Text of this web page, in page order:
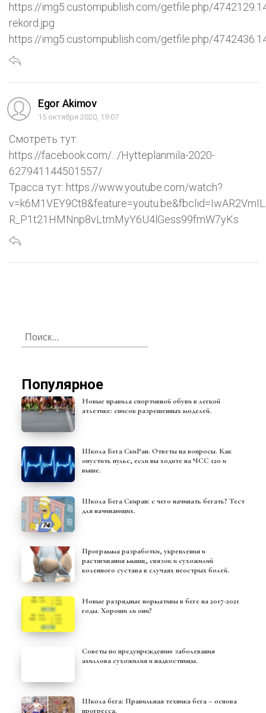
https://img5.custompublish.com/getfile.php/
rekord.jpg
https://img5.custompublish.com/getfile.php/
Egor Akimov
15 октября 2020, 19:07
Смотреть тут:
https://facebook.com/.../Hytteplanmila-2020-
627941144501557/
Трасса тут: https://www.youtube.com/watch?
R_P1t21HMNnp8vLtmMyY6U4lGess99fmW7yKs
Популярное
Новые правила спортивной обуви в легкой
атлетике: список разрешенных моделей.
Школа Бега СкиРан. Ответы на вопросы. Как
опустить пульс, если вы ходите на ЧСС 120 и
выше.
Школа Бега Скиран: с чего начинать бегать? Тест
для начинающих.
Программа разработки, укрепления и
растягивания мышц, связок и сухожилий
коленного сустава в случаях неострых болей.
Новые разрядные нормативы в беге на 2017-2021
годы. Хороши ли они?
Советы по предупреждению заболевания
ахиллова сухожилия и надкостницы.
Школа бега: Правильная техника бега – основа
прогресса.